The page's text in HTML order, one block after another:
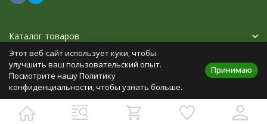
Каталог товаров
Помощь
Политика персональных данных
Этот веб-сайт использует куки, чтобы
улучшить ваш пользовательский опыт.
Посмотрите нашу Политику
конфиденциальности, чтобы узнать больше.
Принимаю